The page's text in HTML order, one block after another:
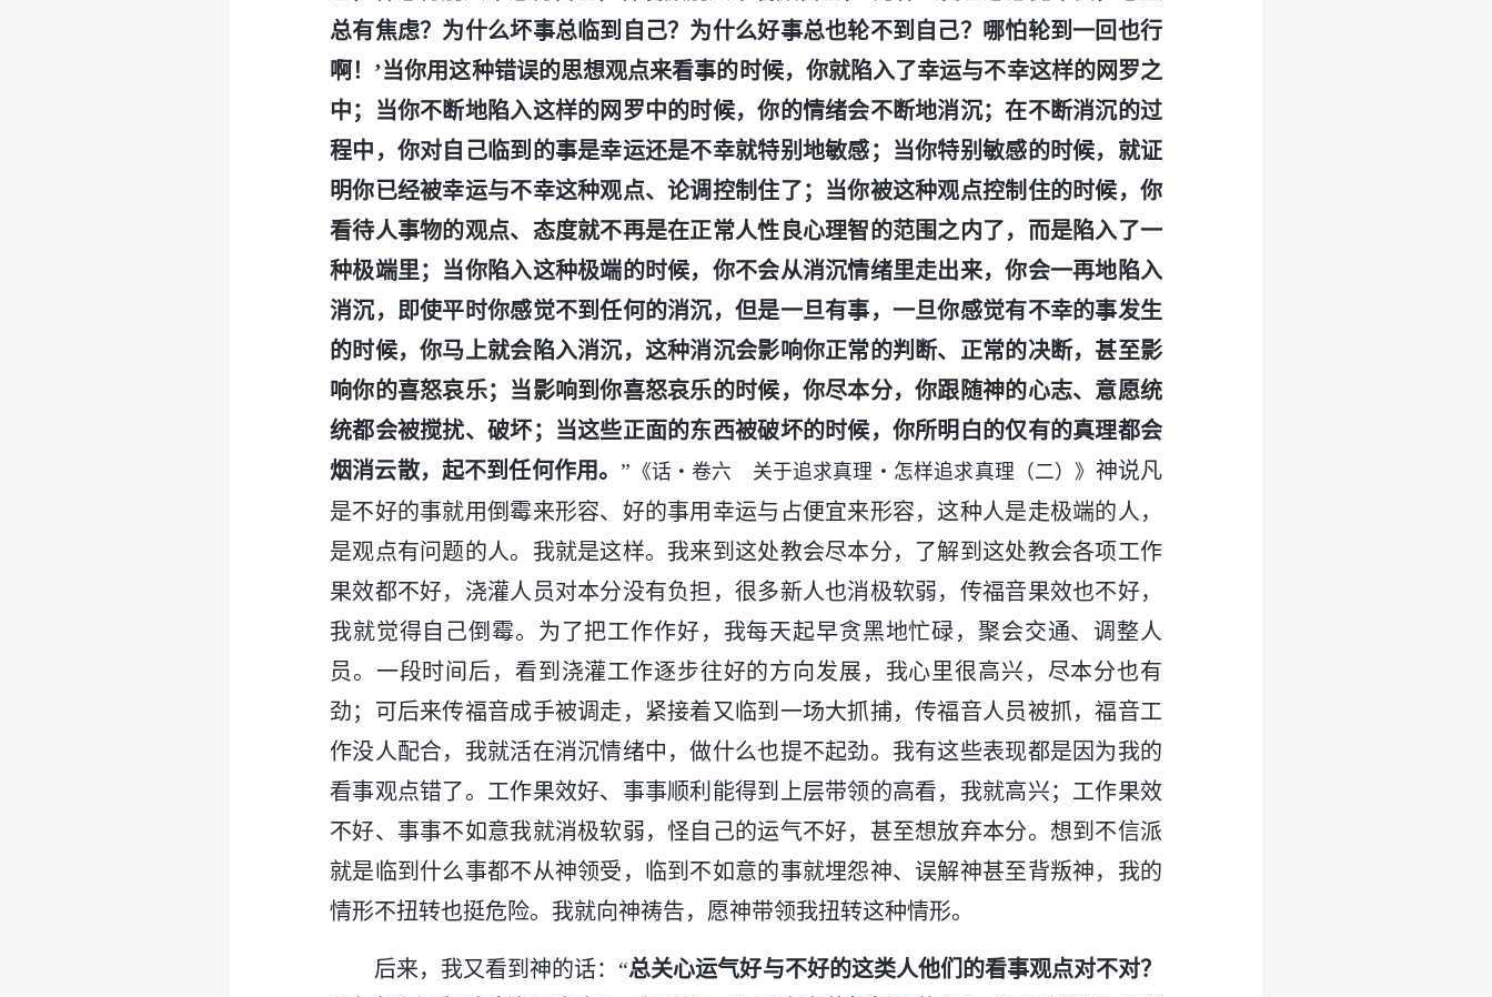
总有焦虑？为什么坏事总临到自己？为什么好事总也轮不到自己？哪怕轮到一回也行
啊！’当你用这种错误的思想观点来看事的时候，你就陷入了幸运与不幸这样的网罗之
中；当你不断地陷入这样的网罗中的时候，你的情绪会不断地消沉；在不断消沉的过
程中，你对自己临到的事是幸运还是不幸就特别地敏感；当你特别敏感的时候，就证
明你已经被幸运与不幸这种观点、论调控制住了；当你被这种观点控制住的时候，你
看待人事物的观点、态度就不再是在正常人性良心理智的范围之内了，而是陷入了一
种极端里；当你陷入这种极端的时候，你不会从消沉情绪里走出来，你会一再地陷入
消沉，即使平时你感觉不到任何的消沉，但是一旦有事，一旦你感觉有不幸的事发生
的时候，你马上就会陷入消沉，这种消沉会影响你正常的判断、正常的决断，甚至影
响你的喜怒哀乐；当影响到你喜怒哀乐的时候，你尽本分，你跟随神的心志、意愿统
统都会被搅扰、破坏；当这些正面的东西被破坏的时候，你所明白的仅有的真理都会
烟消云散，起不到任何作用。” 《话・卷六 关于追求真理・怎样追求真理（二）》 神说凡
是不好的事就用倒霉来形容、好的事用幸运与占便宜来形容，这种人是走极端的人，
是观点有问题的人。我就是这样。我来到这处教会尽本分，了解到这处教会各项工作
果效都不好，浇灌人员对本分没有负担，很多新人也消极软弱，传福音果效也不好，
我就觉得自己倒霉。为了把工作作好，我每天起早贪黑地忙碌，聚会交通、调整人
员。一段时间后，看到浇灌工作逐步往好的方向发展，我心里很高兴，尽本分也有
劲；可后来传福音成手被调走，紧接着又临到一场大抓捕，传福音人员被抓，福音工
作没人配合，我就活在消沉情绪中，做什么也提不起劲。我有这些表现都是因为我的
看事观点错了。工作果效好、事事顺利能得到上层带领的高看，我就高兴；工作果效
不好、事事不如意我就消极软弱，怪自己的运气不好，甚至想放弃本分。想到不信派
就是临到什么事都不从神领受，临到不如意的事就埋怨神、误解神甚至背叛神，我的
情形不扭转也挺危险。我就向神祷告，愿神带领我扭转这种情形。
后来，我又看到神的话：“总关心运气好与不好的这类人他们的看事观点对不对？